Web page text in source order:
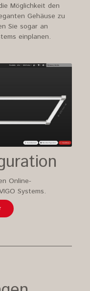
Möglichkeit den
Gehäuse zu
Sie sogar an
einplanen.
Online-
Systems.